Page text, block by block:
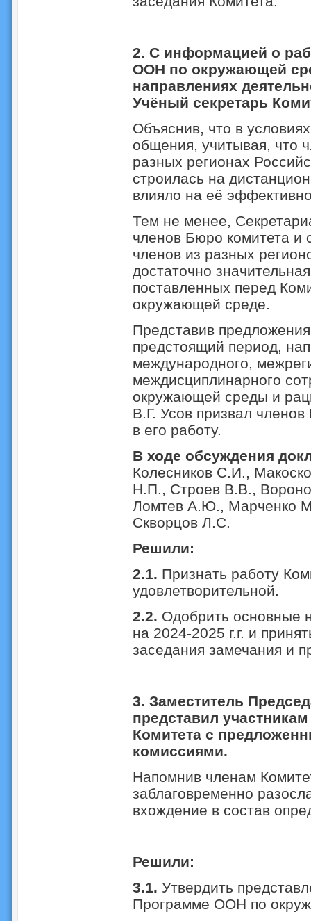
2. С информацией о
ООН по окружающей
направлениях
Учёный секретарь
Объяснив, что в
общения, учитывая, что
разных регионах
строилась на
влияло на её
Тем не менее,
членов Бюро комитета и
членов из разных
достаточно
поставленных перед
окружающей среде.
Представив
предстоящий период,
международного,
междисциплинарного
окружающей среды и
В.Г. Усов призвал
в его работу.
В ходе обсуждения
Колесников С.И.,
Н.П., Строев В.В.,
Ломтев А.Ю., Марченко
Скворцов Л.С.
Решили:
2.1. Признать работу
удовлетворительной.
2.2. Одобрить основные
на 2024-2025 г.г. и
заседания замечания и
3. Заместитель
представил
Комитета с
комиссиями.
Напомнив членам
заблаговременно
вхождение в состав
Решили:
3.1. Утвердить
Программе ООН по